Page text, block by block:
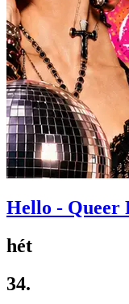
Hello - Queer
hét
34.